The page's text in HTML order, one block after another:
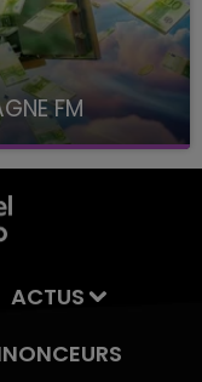
FM
8H10
ACTUS